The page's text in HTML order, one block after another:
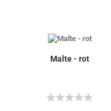
Malte - rot